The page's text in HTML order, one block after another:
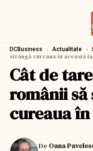
DCBusiness › Actualitate ›
strângă cureaua în această
Cât de
românii să
cureaua
De Oana